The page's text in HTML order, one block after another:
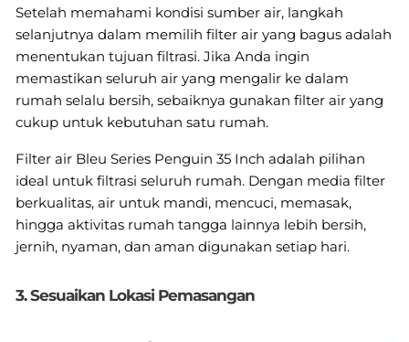
Setelah memahami kondisi sumber air, langkah
selanjutnya dalam memilih filter air yang bagus adalah
menentukan tujuan filtrasi. Jika Anda ingin
memastikan seluruh air yang mengalir ke dalam
rumah selalu bersih, sebaiknya gunakan filter air yang
cukup untuk kebutuhan satu rumah.
Filter air Bleu Series Penguin 35 Inch adalah pilihan
ideal untuk filtrasi seluruh rumah. Dengan media filter
berkualitas, air untuk mandi, mencuci, memasak,
hingga aktivitas rumah tangga lainnya lebih bersih,
jernih, nyaman, dan aman digunakan setiap hari.
3. Sesuaikan Lokasi Pemasangan